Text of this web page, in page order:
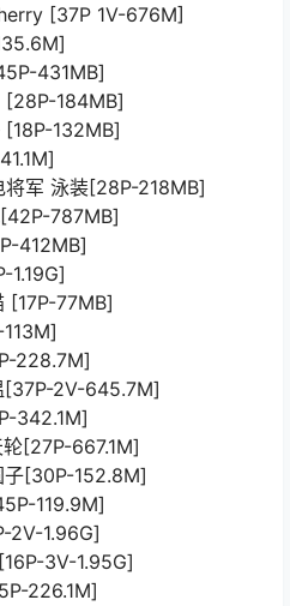
[37P 1V-676M]
431MB]
[28P-184MB]
[18P-132MB]
将军 泳装[28P-218MB]
787MB]
412MB]
1.19G]
[17P-77MB]
228.7M]
[37P-2V-645.7M]
342.1M]
[27P-667.1M]
子[30P-152.8M]
119.9M]
2V-1.96G]
3V-1.95G]
226.1M]